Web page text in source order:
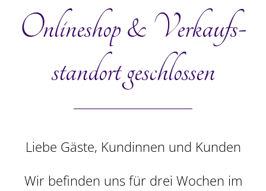
Onlineshop & Verkaufs­
standort geschlossen
Liebe Gäste, Kundinnen und Kunden
Wir befinden uns für drei Wochen im